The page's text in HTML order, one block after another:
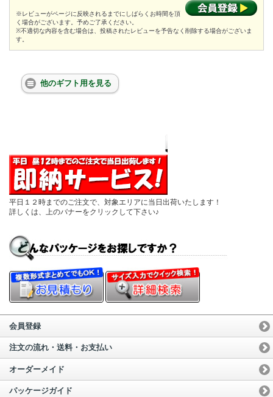
※レビューがページに反映されるまでにしばらくお時間を頂
く場合がございます。予めご了承ください。
※不適切な内容を含む場合は、投稿されたレビューを予告なく削除する場合がございま
す。
他のギフト用を見る
平日１２時までのご注文で、対象エリアに当日出荷いたします！
詳しくは、上のバナーをクリックして下さい♪
会員登録
注文の流れ・送料・お支払い
オーダーメイド
パッケージガイド